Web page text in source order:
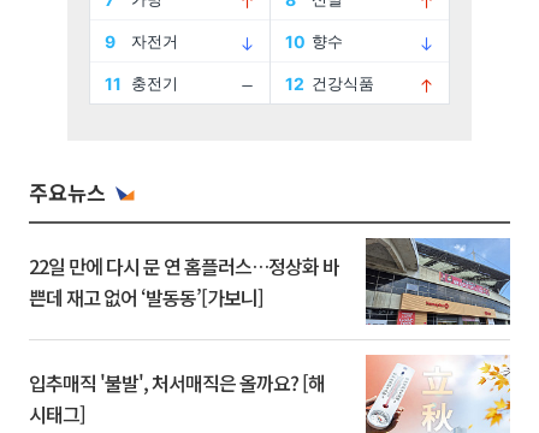
주요뉴스
22일 만에 다시 문 연 홈플러스…정상화 바
쁜데 재고 없어 ‘발동동’[가보니]
입추매직 '불발', 처서매직은 올까요? [해
시태그]